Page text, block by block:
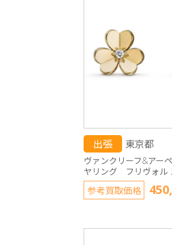
出張 東京都
ヴァンクリーフ&ア
ヤリング フリヴォル
参考買取価格